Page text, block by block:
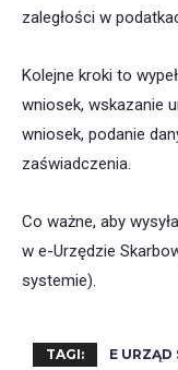
zaległości w
Kolejne kroki to
wniosek, wskazanie
wniosek, podanie
zaświadczenia.
Co ważne, aby
w e⁠-⁠Urzędzie
systemie).
TAGI: E URZĄD